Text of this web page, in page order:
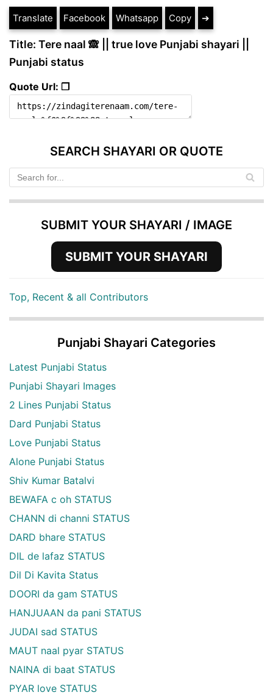
Translate Facebook Whatsapp Copy ➔
Title: Tere naal 🙈 || true love Punjabi shayari ||
Punjabi status
Quote Url: ❐
SEARCH SHAYARI OR QUOTE
SUBMIT YOUR SHAYARI / IMAGE
SUBMIT YOUR SHAYARI
Top, Recent & all Contributors
Punjabi Shayari Categories
Latest Punjabi Status
Punjabi Shayari Images
2 Lines Punjabi Status
Dard Punjabi Status
Love Punjabi Status
Alone Punjabi Status
Shiv Kumar Batalvi
BEWAFA c oh STATUS
CHANN di channi STATUS
DARD bhare STATUS
DIL de lafaz STATUS
Dil Di Kavita Status
DOORI da gam STATUS
HANJUAAN da pani STATUS
JUDAI sad STATUS
MAUT naal pyar STATUS
NAINA di baat STATUS
PYAR love STATUS